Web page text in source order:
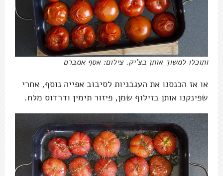
ותוכלו למשוך אותן בצ'יק. צילום: אסף אמברם
או אז הכנסנו את העגבניות לסיבוב אפייה נוסף, אחרי
שפינקנו אותן בזילוף שמן, פיזור תימין ודרדוס מלח.